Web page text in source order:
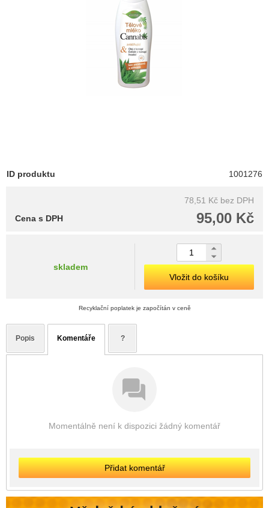
ID produktu 1001276
78,51 Kč bez DPH
95,00 Kč
Cena s DPH
skladem
Vložit do košíku
Recyklační poplatek je započítán v ceně
Popis Komentáře ?
Momentálně není k dispozici žádný komentář
Přidat komentář